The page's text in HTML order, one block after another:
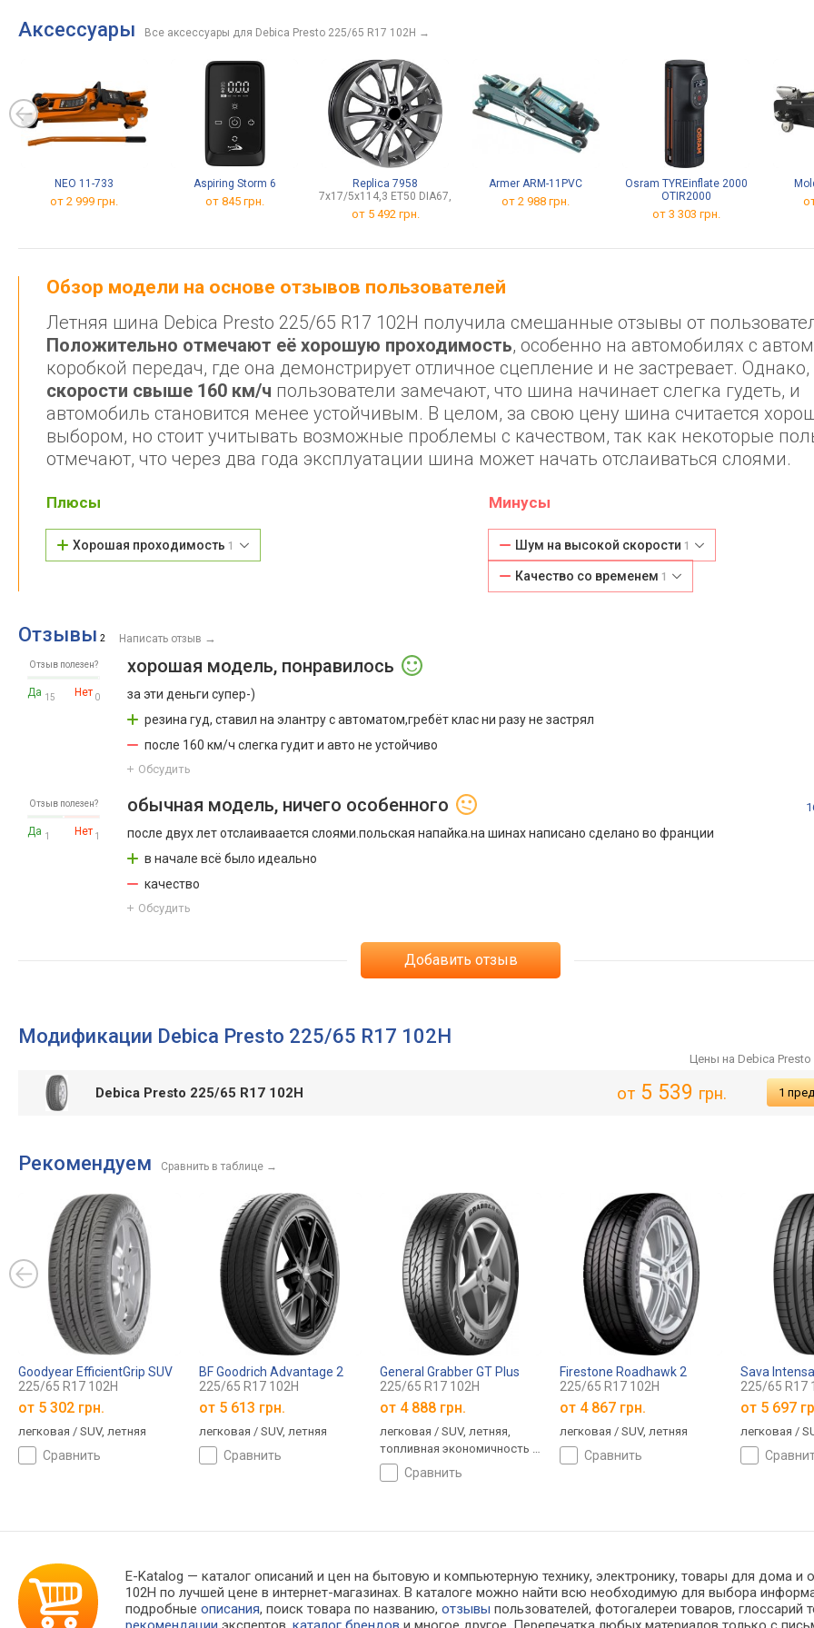
Аксессуары Все аксессуары для Debica Presto 225/65 R17 102H →
NEO 11-733
от 2 999 грн.
Aspiring Storm 6
от 845 грн.
Replica 7958
7x17/5x114,3 ET50 DIA67,1
от 5 492 грн.
Armer ARM-11PVC
от 2 988 грн.
Osram TYREinflate 2000
OTIR2000
от 3 303 грн.
Обзор модели на основе отзывов пользователей
Летняя шина Debica Presto 225/65 R17 102H получила смешанные отзывы от
Положительно отмечают её хорошую проходимость, особенно на автомобилях с
коробкой передач, где она демонстрирует отличное сцепление и не застревает. Однако,
скорости свыше 160 км/ч пользователи замечают, что шина начинает слегка гудеть, и
автомобиль становится менее устойчивым. В целом, за свою цену шина считается
выбором, но стоит учитывать возможные проблемы с качеством, так как некоторые
отмечают, что через два года эксплуатации шина может начать отслаиваться слоями.
Плюсы
Хорошая проходимость 1
Минусы
Шум на высокой скорости 1
Качество со временем 1
Отзывы 2 Написать отзыв →
Отзыв полезен?
Да 15 Нет 0
хорошая модель, понравилось
за эти деньги супер-)
резина гуд, ставил на элантру с автоматом,гребёт клас ни разу не застрял
после 160 км/ч слегка гудит и авто не устойчиво
Обсудить
Отзыв полезен?
Да 1 Нет 1
обычная модель, ничего особенного
после двух лет отслаиваается слоями.польская напайка.на шинах написано сделано во франции
в начале всё было идеально
качество
Обсудить
Добавить отзыв
Модификации Debica Presto 225/65 R17 102H
Цены на Debica Presto
Debica Presto 225/65 R17 102H от5 539 грн. 1
Рекомендуем Сравнить в таблице →
Goodyear EfficientGrip SUV
225/65 R17 102H
от 5 302 грн.
легковая / SUV, летняя
сравнить
BF Goodrich Advantage 2
225/65 R17 102H
от 5 613 грн.
легковая / SUV, летняя
сравнить
General Grabber GT Plus
225/65 R17 102H
от 4 888 грн.
легковая / SUV, летняя,
топливная экономичность —
класс C, сцепление -- класс
A, шум 71 дБ
сравнить
Firestone Roadhawk 2
225/65 R17 102H
от 4 867 грн.
легковая / SUV, летняя
сравнить
Sava
225/65 R17
от 5 697
легковая /
E-Katalog — каталог описаний и цен на бытовую и компьютерную технику, электронику, товары для дома
102H по лучшей цене в интернет-магазинах. В каталоге можно найти всю необходимую для выбора
подробныеописания, поиск товара по названию,отзывы пользователей, фотогалереи товаров,